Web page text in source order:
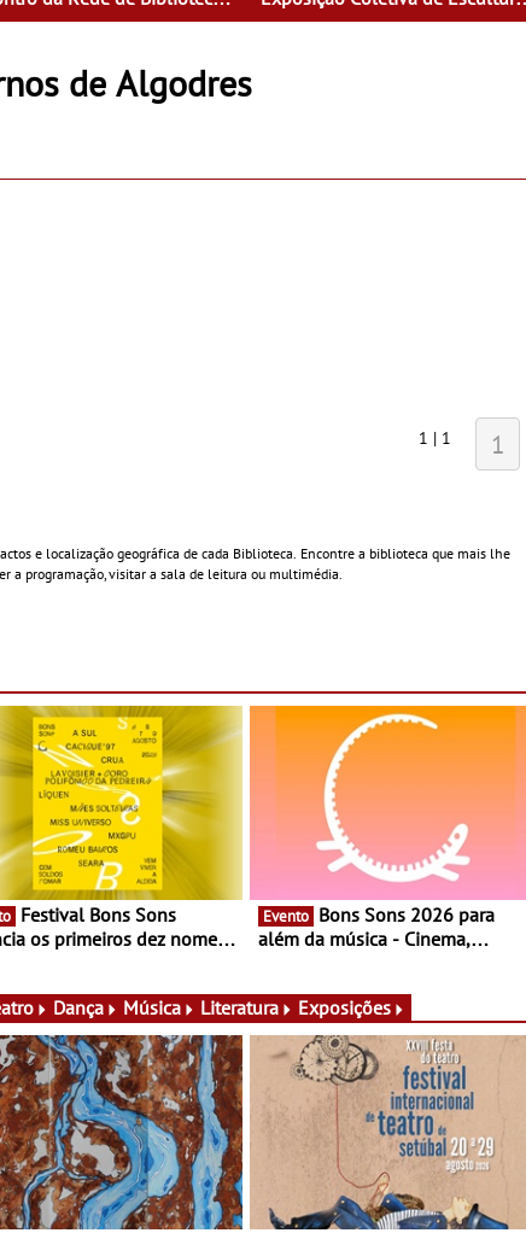
Guadiana
da Faculdade de Belas-Artes -
de Algodres
1 | 1 1
e localização geográfica de cada Biblioteca. Encontre a biblioteca que mais lhe
a programação, visitar a sala de leitura ou multimédia.
os primeiros dez nomes
Evento
além da música - Cinema,
muito mais
Dança Música Literatura Exposições